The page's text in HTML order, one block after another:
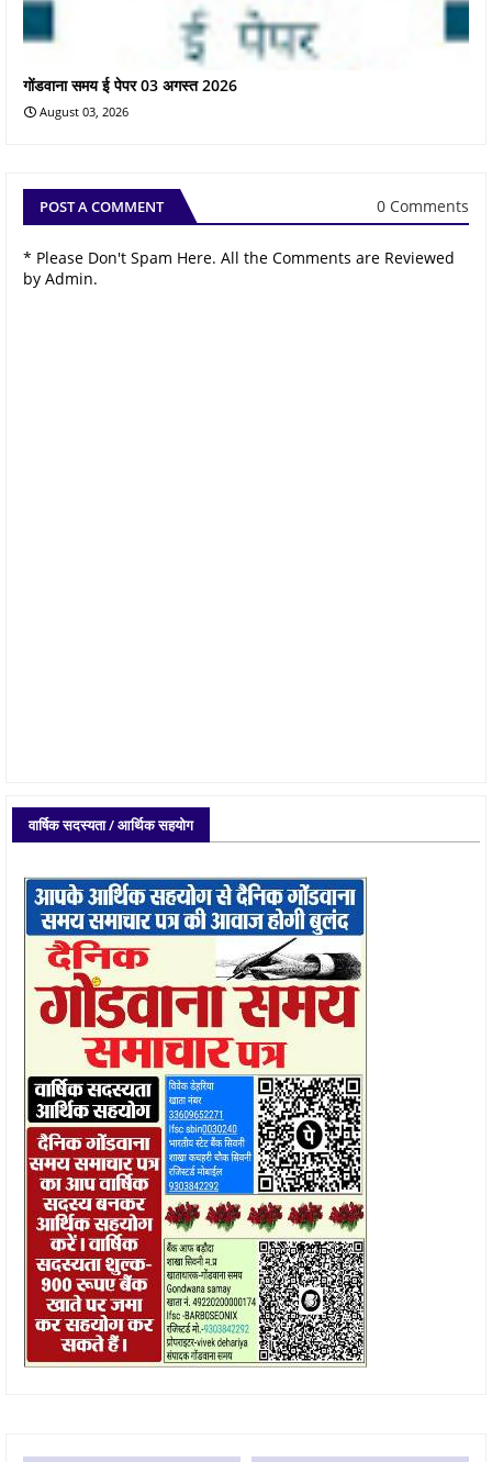
गोंडवाना समय ई पेपर 03 अगस्त 2026
August 03, 2026
POST A COMMENT 0 Comments
* Please Don't Spam Here. All the Comments are Reviewed
by Admin.
वार्षिक सदस्यता / आर्थिक सहयोग